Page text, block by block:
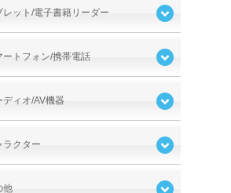
レット/電子書籍リーダー
ートフォン/携帯電話
ディオ/AV機器
ラクター
他